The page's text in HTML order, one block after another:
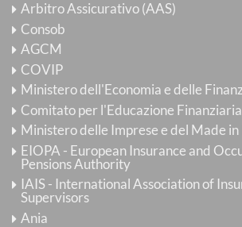
Arbitro Assicurativo (AAS)
Consob
AGCM
COVIP
Ministero dell'Economia e delle
Comitato per l'Educazione Finanziaria
Ministero delle Imprese e del Made
EIOPA - European Insurance and
Pensions Authority
IAIS - International Association of
Supervisors
Ania